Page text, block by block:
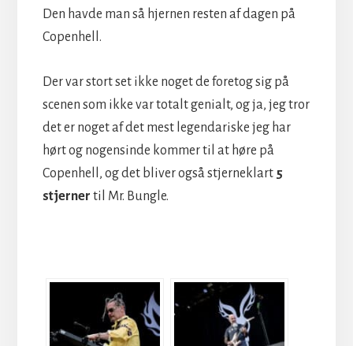
Den havde man så hjernen resten af dagen på
Copenhell.
Der var stort set ikke noget de foretog sig på
scenen som ikke var totalt genialt, og ja, jeg tror
det er noget af det mest legendariske jeg har
hørt og nogensinde kommer til at høre på
Copenhell, og det bliver også stjerneklart5
stjerner til Mr. Bungle.